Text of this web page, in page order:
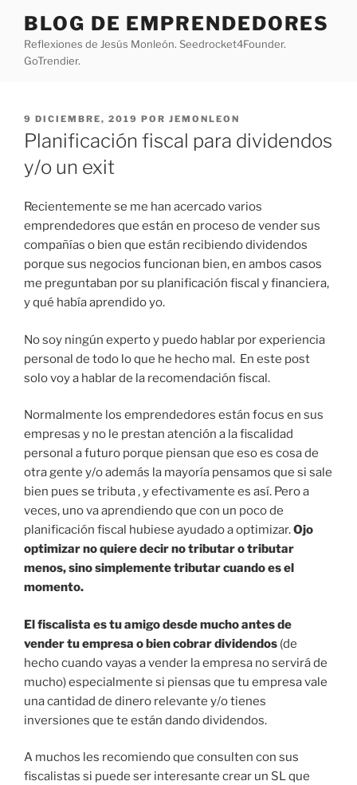
contenido
BLOG DE EMPRENDEDORES
Reflexiones de Jesús Monleón. Seedrocket4Founder.
GoTrendier.
PUBLICADO
EL
9 DICIEMBRE, 2019 POR JEMONLEON
Planificación fiscal para dividendos
y/o un exit
Recientemente se me han acercado varios
emprendedores que están en proceso de vender sus
compañías o bien que están recibiendo dividendos
porque sus negocios funcionan bien, en ambos casos
me preguntaban por su planificación fiscal y financiera,
y qué había aprendido yo.
No soy ningún experto y puedo hablar por experiencia
personal de todo lo que he hecho mal. En este post
solo voy a hablar de la recomendación fiscal.
Normalmente los emprendedores están focus en sus
empresas y no le prestan atención a la fiscalidad
personal a futuro porque piensan que eso es cosa de
otra gente y/o además la mayoría pensamos que si sale
bien pues se tributa , y efectivamente es así. Pero a
veces, uno va aprendiendo que con un poco de
planificación fiscal hubiese ayudado a optimizar.Ojo
optimizar no quiere decir no tributar o tributar
menos, sino simplemente tributar cuando es el
momento.
El fiscalista es tu amigo desde mucho antes de
vender tu empresa o bien cobrar dividendos (de
hecho cuando vayas a vender la empresa no servirá de
mucho) especialmente si piensas que tu empresa vale
una cantidad de dinero relevante y/o tienes
inversiones que te están dando dividendos.
A muchos les recomiendo que consulten con sus
fiscalistas si puede ser interesante crear un SL que